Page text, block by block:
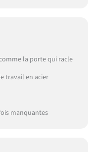
la porte qui racle
travail en acier
manquantes